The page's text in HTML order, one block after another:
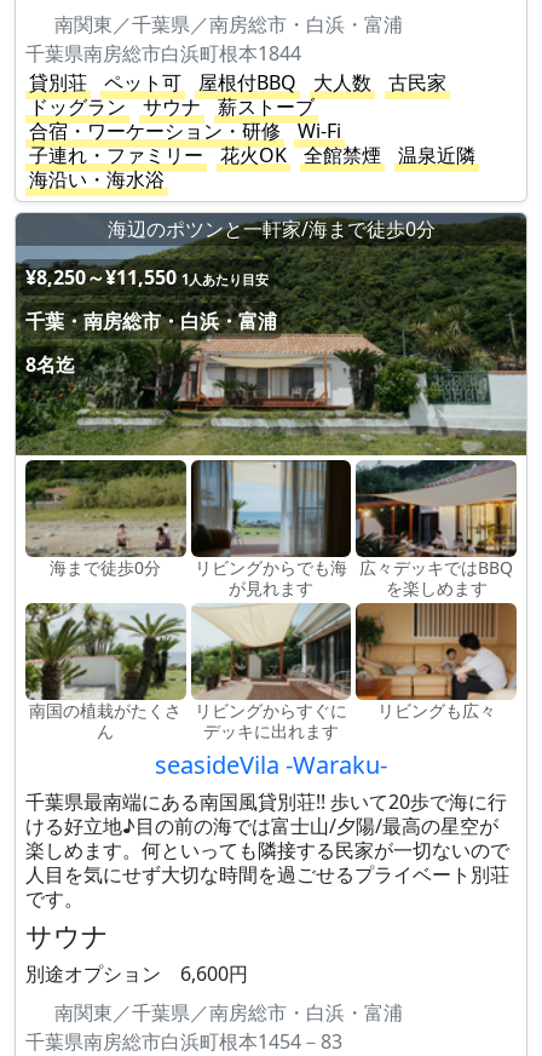
南関東／千葉県／南房総市・白浜・富浦
千葉県南房総市白浜町根本1844
貸別荘
ペット可 屋根付BBQ 大人数
古民家
ドッグラン
サウナ
薪ストーブ
合宿・ワーケーション・研修
Wi-Fi
子連れ・ファミリー
花火OK 全館禁煙
温泉近隣
海沿い・海水浴
海辺のポツンと一軒家/海まで徒歩0分
¥8,250～¥11,550 1人あたり目安
千葉・南房総市・白浜・富浦
8名迄
海まで徒歩0分
リビングからでも海
が見れます
広々デッキではBBQ
を楽しめます
南国の植栽がたくさ
ん
リビングからすぐに
デッキに出れます
リビングも広々
seasideVila -Waraku-
千葉県最南端にある南国風貸別荘!! 歩いて20歩で海に行
ける好立地♪目の前の海では富士山/夕陽/最高の星空が
楽しめます。何といっても隣接する民家が一切ないので
人目を気にせず大切な時間を過ごせるプライベート別荘
です。
サウナ
別途オプション 6,600円
南関東／千葉県／南房総市・白浜・富浦
千葉県南房総市白浜町根本1454－83